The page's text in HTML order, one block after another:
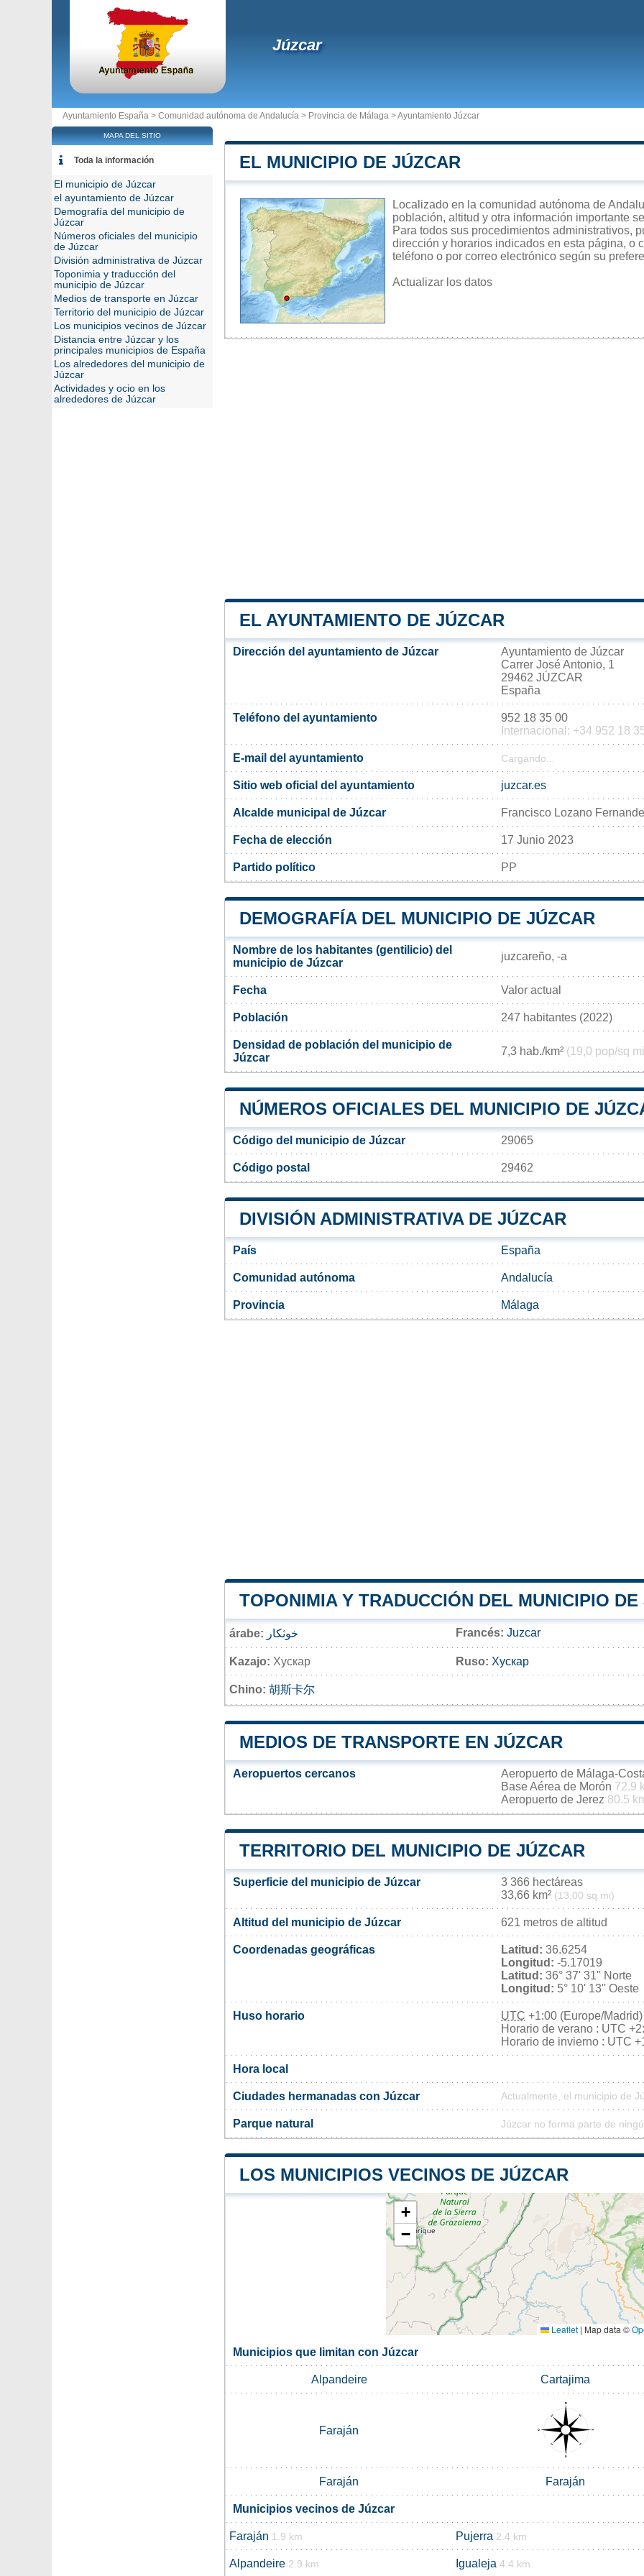
Júzcar
Ayuntamiento España > Comunidad autónoma de Andalucía > Provincia de Málaga >Ayuntamiento Júzcar
EL MUNICIPIO DE JÚZCAR
Localizado en la comunidad autónoma de
población, altitud y otra información importante
Para todos sus procedimientos administrativos,
dirección y horarios indicados en esta página, o
teléfono o por correo electrónico según su
Actualizar los datos
EL AYUNTAMIENTO DE JÚZCAR
Dirección del ayuntamiento de Júzcar
Ayuntamiento de Júzcar
Carrer José Antonio, 1
29462 JÚZCAR
España
Teléfono del ayuntamiento
952 18 35 00
Internacional: +34 952 18
E-mail del ayuntamiento Cargando...
Sitio web oficial del ayuntamiento juzcar.es
Alcalde municipal de Júzcar Francisco Lozano
Fecha de elección 17 Junio 2023
Partido político PP
DEMOGRAFÍA DEL MUNICIPIO DE JÚZCAR
Nombre de los habitantes (gentilicio) del
municipio de Júzcar
juzcareño, -a
Fecha Valor actual
Población 247 habitantes (2022)
Densidad de población del municipio de
Júzcar
7,3 hab./km² (19,0 pop/sq
NÚMEROS OFICIALES DEL MUNICIPIO DE
Código del municipio de Júzcar 29065
Código postal 29462
DIVISIÓN ADMINISTRATIVA DE JÚZCAR
País España
Comunidad autónoma Andalucía
Provincia Málaga
TOPONIMIA Y TRADUCCIÓN DEL MUNICIPIO DE
árabe: خوثكار Francés: Juzcar
Kazajo: Хускар Ruso: Хускар
Chino: 胡斯卡尔
MEDIOS DE TRANSPORTE EN JÚZCAR
Aeropuertos cercanos Aeropuerto de Málaga-
Base Aérea de Morón 72.9
Aeropuerto de Jerez 80.5
TERRITORIO DEL MUNICIPIO DE JÚZCAR
Superficie del municipio de Júzcar
3 366 hectáreas
33,66 km² (13,00 sq mi)
Altitud del municipio de Júzcar 621 metros de altitud
Coordenadas geográficas Latitud: 36.6254
Longitud: -5.17019
Latitud: 36° 37' 31'' Norte
Longitud: 5° 10' 13'' Oeste
Huso horario UTC +1:00 (Europe/Madrid)
Horario de verano : UTC
Horario de invierno : UTC
Hora local
Ciudades hermanadas con Júzcar Actualmente, el municipio de
Parque natural Júzcar no forma parte de
LOS MUNICIPIOS VECINOS DE JÚZCAR
+
−
Leaflet | Map data ©
Municipios que limitan con Júzcar
Alpandeire Cartajima
Faraján
Faraján Faraján
Municipios vecinos de Júzcar
Faraján 1.9 km Pujerra 2.4 km
Alpandeire 2.9 km Igualeja 4.4 km
MAPA DEL SITIO
Toda la información
El municipio de Júzcar
el ayuntamiento de Júzcar
Demografía del municipio de
Júzcar
Números oficiales del municipio
de Júzcar
División administrativa de Júzcar
Toponimia y traducción del
municipio de Júzcar
Medios de transporte en Júzcar
Territorio del municipio de Júzcar
Los municipios vecinos de Júzcar
Distancia entre Júzcar y los
principales municipios de España
Los alrededores del municipio de
Júzcar
Actividades y ocio en los
alrededores de Júzcar